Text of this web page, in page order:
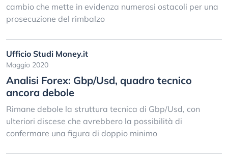
cambio che mette in evidenza numerosi ostacoli per una
prosecuzione del rimbalzo
Ufficio Studi Money.it
Maggio 2020
Analisi Forex: Gbp/Usd, quadro tecnico
ancora debole
Rimane debole la struttura tecnica di Gbp/Usd, con
ulteriori discese che avrebbero la possibilità di
confermare una figura di doppio minimo